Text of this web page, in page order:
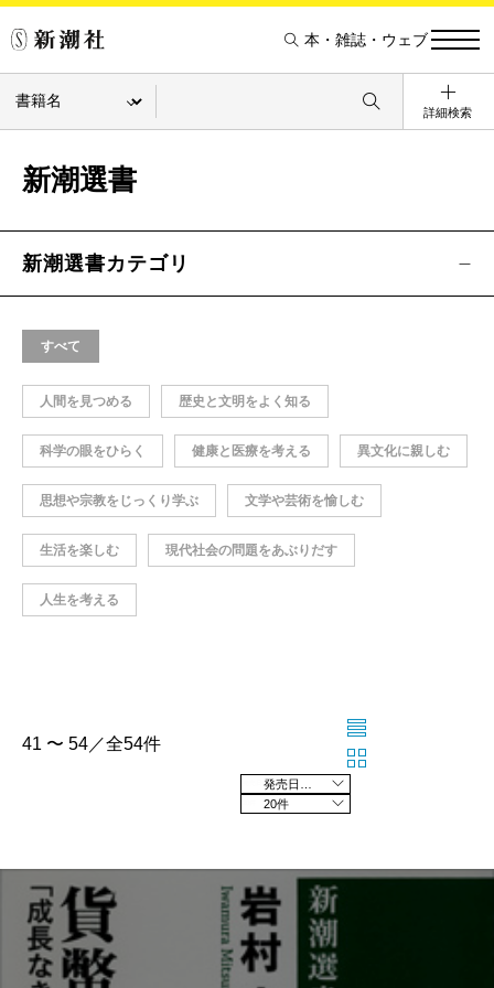
本・雑誌・ウェブ
詳細検索
新潮選書
新潮選書カテゴリ
すべて
人間を見つめる 歴史と文明をよく知る
科学の眼をひらく 健康と医療を考える 異文化に親しむ
思想や宗教をじっくり学ぶ 文学や芸術を愉しむ
生活を楽しむ 現代社会の問題をあぶりだす
人生を考える
41 〜 54／全54件
20件